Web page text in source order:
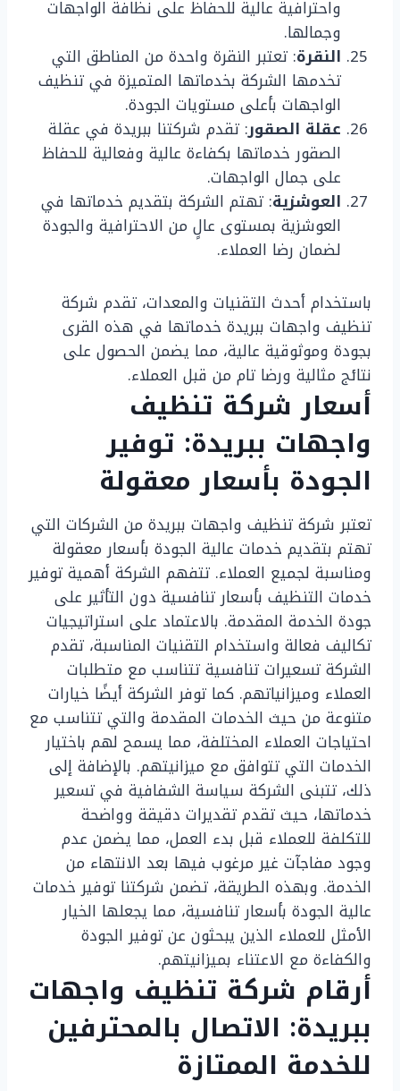
واحترافية عالية للحفاظ على نظافة الواجهات
وجمالها.
النقرة: تعتبر النقرة واحدة من المناطق التي
تخدمها الشركة بخدماتها المتميزة في تنظيف
الواجهات بأعلى مستويات الجودة.
عقلة الصقور: تقدم شركتنا ببريدة في عقلة
الصقور خدماتها بكفاءة عالية وفعالية للحفاظ
على جمال الواجهات.
العوشزية: تهتم الشركة بتقديم خدماتها في
العوشزية بمستوى عالٍ من الاحترافية والجودة
لضمان رضا العملاء.
باستخدام أحدث التقنيات والمعدات، تقدم شركة
تنظيف واجهات ببريدة خدماتها في هذه القرى
بجودة وموثوقية عالية، مما يضمن الحصول على
نتائج مثالية ورضا تام من قبل العملاء.
أسعار شركة تنظيف
واجهات ببريدة: توفير
الجودة بأسعار معقولة
تعتبر شركة تنظيف واجهات ببريدة من الشركات التي
تهتم بتقديم خدمات عالية الجودة بأسعار معقولة
ومناسبة لجميع العملاء. تتفهم الشركة أهمية توفير
خدمات التنظيف بأسعار تنافسية دون التأثير على
جودة الخدمة المقدمة. بالاعتماد على استراتيجيات
تكاليف فعالة واستخدام التقنيات المناسبة، تقدم
الشركة تسعيرات تنافسية تتناسب مع متطلبات
العملاء وميزانياتهم. كما توفر الشركة أيضًا خيارات
متنوعة من حيث الخدمات المقدمة والتي تتناسب مع
احتياجات العملاء المختلفة، مما يسمح لهم باختيار
الخدمات التي تتوافق مع ميزانيتهم. بالإضافة إلى
ذلك، تتبنى الشركة سياسة الشفافية في تسعير
خدماتها، حيث تقدم تقديرات دقيقة وواضحة
للتكلفة للعملاء قبل بدء العمل، مما يضمن عدم
وجود مفاجآت غير مرغوب فيها بعد الانتهاء من
الخدمة. وبهذه الطريقة، تضمن شركتنا توفير خدمات
عالية الجودة بأسعار تنافسية، مما يجعلها الخيار
الأمثل للعملاء الذين يبحثون عن توفير الجودة
والكفاءة مع الاعتناء بميزانيتهم.
أرقام شركة تنظيف واجهات
ببريدة: الاتصال بالمحترفين
للخدمة الممتازة